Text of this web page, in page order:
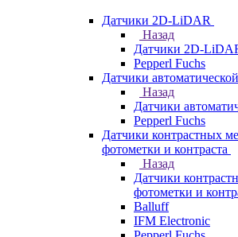
Датчики 2D-LiDAR
Назад
Датчики 2D-
Pepperl Fuchs
Датчики
Назад
Датчики
Pepperl Fuchs
Датчики контрастных
фотометки и контраста
Назад
Датчики
фотометки и
Balluff
IFM Electronic